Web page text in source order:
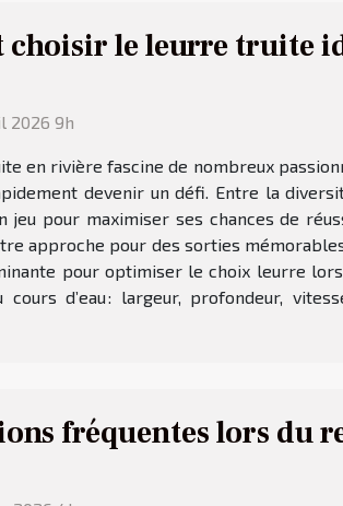
choisir le leurre truite
2026 9h
en rivière fascine de nombreux
devenir un défi. Entre la
pour maximiser ses chances de
approche pour des sorties
pour optimiser le choix leurre
d’eau : largeur, profondeur,
fréquentes lors du